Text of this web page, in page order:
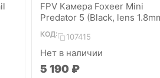
FPV Камера Foxeer Mini
Predator 5 (Black, lens
КОД: 107415
Нет в наличии
5 190 ₽